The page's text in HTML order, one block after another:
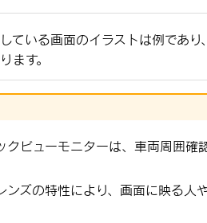
ている画面のイラストは例であ
ます。
クビューモニターは、車両周囲確
ンズの特性により、画面に映る人